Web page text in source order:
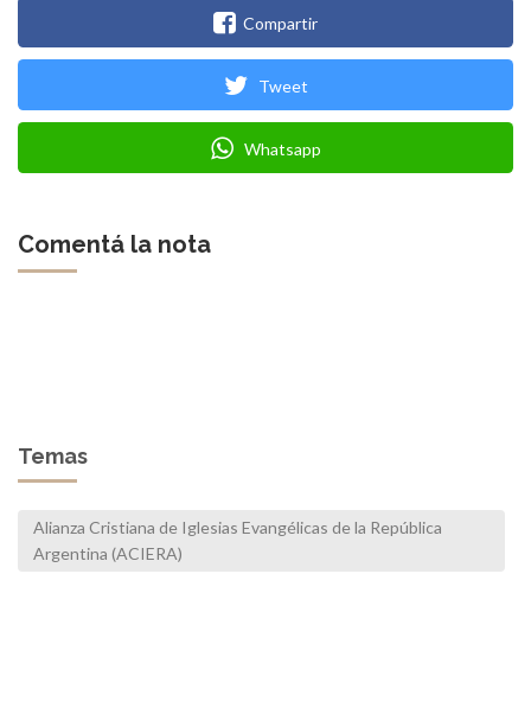
Compartir
Tweet
Whatsapp
Comentá la nota
Temas
Alianza Cristiana de Iglesias Evangélicas de la República
Argentina (ACIERA)